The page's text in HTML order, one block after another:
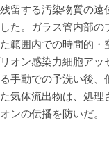
留する汚染物質の遠
た。ガラス管内部の
範囲内での時間的・
オン感染力細胞アッ
手動での予洗い後、
気体流出物は、処理
ンの伝播を防いだ。